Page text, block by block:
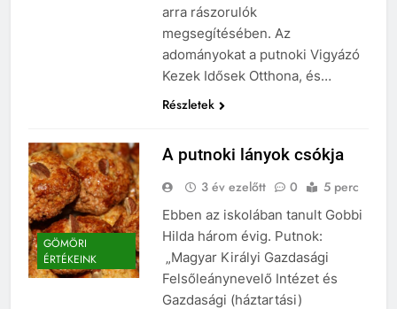
arra rászorulók
megsegítésében. Az
adományokat a putnoki Vigyázó
Kezek Idősek Otthona, és…
Részletek
GÖMÖRI
ÉRTÉKEINK
A putnoki lányok csókja
3 év ezelőtt 0 5 perc
Ebben az iskolában tanult Gobbi
Hilda három évig. Putnok:
„Magyar Királyi Gazdasági
Felsőleánynevelő Intézet és
Gazdasági (háztartási)